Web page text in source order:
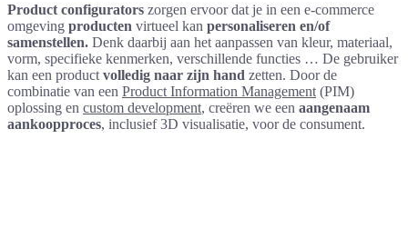
Product configurators zorgen ervoor dat je in een e-commerce
omgeving producten virtueel kan personaliseren en/of
samenstellen. Denk daarbij aan het aanpassen van kleur, materiaal,
vorm, specifieke kenmerken, verschillende functies … De gebruiker
kan een product volledig naar zijn hand zetten. Door de
combinatie van een Product Information Management (PIM)
oplossing en custom development, creëren we een aangenaam
aankoopproces, inclusief 3D visualisatie, voor de consument.